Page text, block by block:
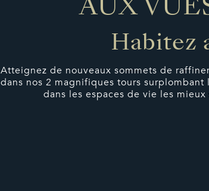
AUX
Habitez
Atteignez de nouveaux sommets de
dans nos 2 magnifiques tours
dans les espaces de vie les